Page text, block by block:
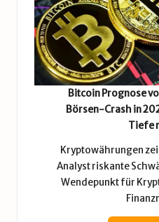
Bitcoin Prognose
Börsen-Crash in
Tiefe
Kryptowährungen
Analyst riskante
Wendepunkt für